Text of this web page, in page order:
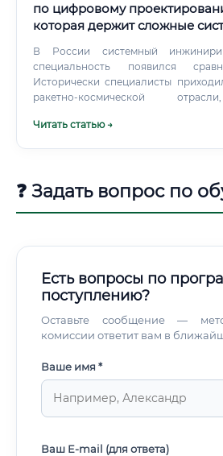
по цифровому
которая держит сложные
В России системный
специальность появился
Исторически специалисты
ракетно-космической
направлениям: ✅ МГТУ им.
Читать статью →
❓ Задать вопрос по
Есть вопросы по
поступлению?
Оставьте сообщение —
комиссии ответит вам в
Ваше имя *
Ваш E-mail (для ответа)